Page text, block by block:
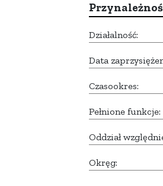
Działalność:
Data
Czasookres:
Pełnione funkcje:
Oddział
Okręg: